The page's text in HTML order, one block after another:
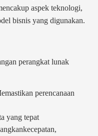
aspek teknologi,
bisnis yang digunakan.
perangkat lunak
perencanaan
yang tepat